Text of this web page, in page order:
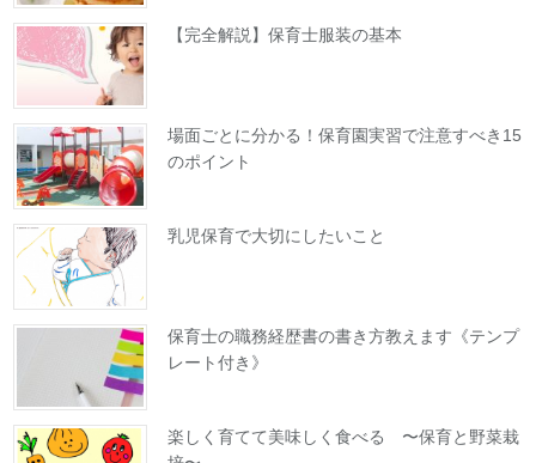
【完全解説】保育士服装の基本
場面ごとに分かる！保育園実習で注意すべき15
のポイント
乳児保育で大切にしたいこと
保育士の職務経歴書の書き方教えます《テンプ
レート付き》
楽しく育てて美味しく食べる 〜保育と野菜栽